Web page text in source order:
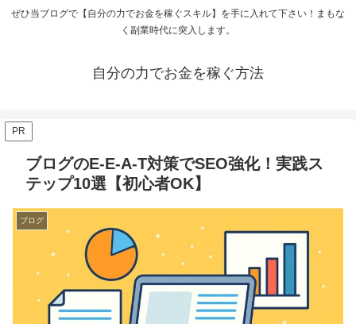
ぜひ当ブログで【自分の力でお金を稼ぐスキル】を手に入れて下さい！まもな
く副業時代に突入します。
自分の力でお金を稼ぐ方法
PR
ブログのE-E-A-T対策でSEO強化！実践ス
テップ10選【初心者OK】
ブログ